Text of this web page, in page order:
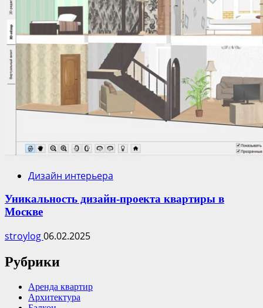
Дизайн интерьера
Уникальность дизайн-проекта квартиры в
Москве
stroylog06.02.2025
Рубрики
Аренда квартир
Архитектура